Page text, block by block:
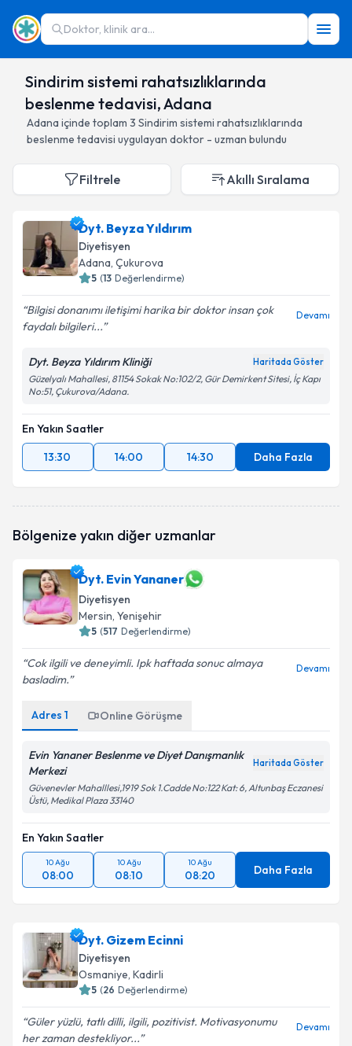
Doktor, klinik ara...
Sindirim sistemi rahatsızlıklarında
beslenme tedavisi, Adana
Adana içinde toplam 3 Sindirim sistemi rahatsızlıklarında
beslenme tedavisi uygulayan doktor - uzman bulundu
Filtrele Akıllı Sıralama
Dyt. Beyza Yıldırım
Diyetisyen
Adana, Çukurova
5 (13 Değerlendirme)
Bilgisi donanımı iletişimi harika bir doktor insan çok
faydalı bilgileri...
Devamı
Dyt. Beyza Yıldırım Kliniği Haritada Göster
Güzelyalı Mahallesi, 81154 Sokak No:102/2, Gür Demirkent Sitesi, İç Kapı
No:51, Çukurova/Adana.
En Yakın Saatler
13:30
14:00 14:30 Daha Fazla
Bölgenize yakın diğer uzmanlar
Dyt. Evin Yananer
Diyetisyen
Mersin, Yenişehir
5 (517 Değerlendirme)
Cok ilgili ve deneyimli. Ipk haftada sonuc almaya
basladim.
Devamı
Adres 1 Online Görüşme
Evin Yananer Beslenme ve Diyet Danışmanlık
Merkezi
Haritada Göster
Güvenevler Mahalllesi,1919 Sok 1.Cadde No:122 Kat: 6, Altunbaş Eczanesi
Üstü, Medikal Plaza 33140
En Yakın Saatler
10 Ağu
08:00
10 Ağu
08:10
10 Ağu
08:20 Daha Fazla
Dyt. Gizem Ecinni
Diyetisyen
Osmaniye, Kadirli
5 (26 Değerlendirme)
Güler yüzlü, tatlı dilli, ilgili, pozitivist. Motivasyonumu
her zaman destekliyor...
Devamı